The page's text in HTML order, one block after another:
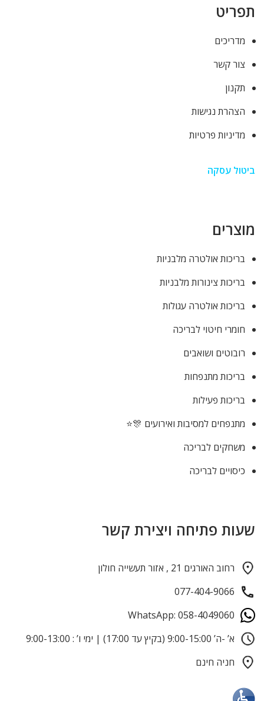
תפריט
מדריכים
צור קשר
תקנון
הצהרת נגישות
מדיניות פרטיות
ביטול עסקה
מוצרים
בריכות אולטרה מלבניות
בריכות צינורות מלבניות
בריכות אולטרה עגולות
חומרי חיטוי לבריכה
רובוטים ושואבים
בריכות מתנפחות
בריכות פעילות
מתנפחים למסיבות ואירועים 🎊⭐
משחקים לבריכה
כיסויים לבריכה
שעות פתיחה ויצירת קשר
רחוב האורגים 21 , אזור תעשייה חולון
077-404-9066
WhatsApp: 058-4049060
א’ -ה’ 9:00-15:00 (בקיץ עד 17:00) | ימי ו’ : 9:00-13:00
חניה חינם